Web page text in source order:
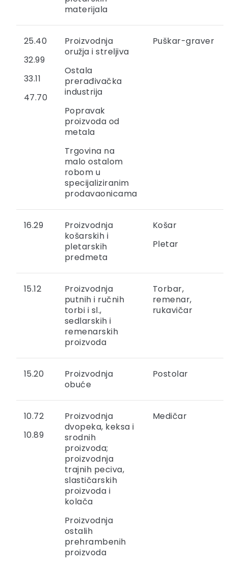
materijala
25.40
32.99
33.11
47.70
Proizvodnja
oružja i streljiva
Ostala
prerađivačka
industrija
Popravak
proizvoda od
metala
Trgovina na
malo ostalom
robom u
specijaliziranim
prodavaonicama
Puškar-graver
16.29
Proizvodnja
košarskih i
pletarskih
predmeta
Košar
Pletar
15.12
Proizvodnja
putnih i ručnih
torbi i sl.,
sedlarskih i
remenarskih
proizvoda
Torbar,
remenar,
rukavičar
15.20
Proizvodnja
obuće
Postolar
10.72
10.89
Proizvodnja
dvopeka, keksa i
srodnih
proizvoda;
proizvodnja
trajnih peciva,
slastičarskih
proizvoda i
kolača
Proizvodnja
ostalih
prehrambenih
proizvoda
Medičar